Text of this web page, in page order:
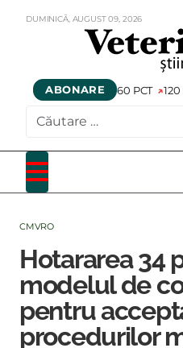
DUMINICĂ, AUGUST09, 2026
ABONARE 60 PCT 120
CMVRO
Hotararea 34
modelul de
pentru
procedurilor